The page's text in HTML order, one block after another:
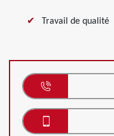
Travail de qualité